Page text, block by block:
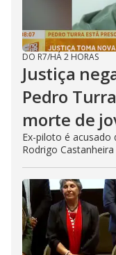
DO R7/HÁ 2 HORAS
Justiça
Pedro
morte de
Ex-piloto é
Rodrigo